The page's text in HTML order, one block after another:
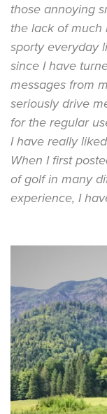
those annoying
the lack of much
sporty everyday
since I have
messages from
seriously drive
for the regular
I have really
When I first
of golf in many
experience, I